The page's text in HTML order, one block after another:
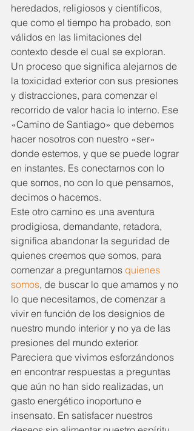
heredados, religiosos y científicos,
que como el tiempo ha probado, son
válidos en las limitaciones del
contexto desde el cual se exploran.
Un proceso que significa alejarnos de
la toxicidad exterior con sus presiones
y distracciones, para comenzar el
recorrido de valor hacia lo interno. Ese
«Camino de Santiago» que debemos
hacer nosotros con nuestro «ser»
donde estemos, y que se puede lograr
en instantes. Es conectarnos con lo
que somos, no con lo que pensamos,
decimos o hacemos.
Este otro camino es una aventura
prodigiosa, demandante, retadora,
significa abandonar la seguridad de
quienes creemos que somos, para
comenzar a preguntarnos quienes
somos, de buscar lo que amamos y no
lo que necesitamos, de comenzar a
vivir en función de los designios de
nuestro mundo interior y no ya de las
presiones del mundo exterior.
Pareciera que vivimos esforzándonos
en encontrar respuestas a preguntas
que aún no han sido realizadas, un
gasto energético inoportuno e
insensato. En satisfacer nuestros